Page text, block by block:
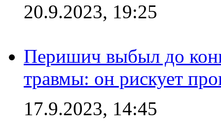
20.9.2023, 19:25
Перишич выбыл до
травмы: он рискует
17.9.2023, 14:45